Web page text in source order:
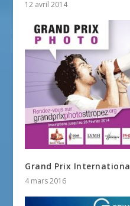
12 avril 2014
Grand Prix
4 mars 2016